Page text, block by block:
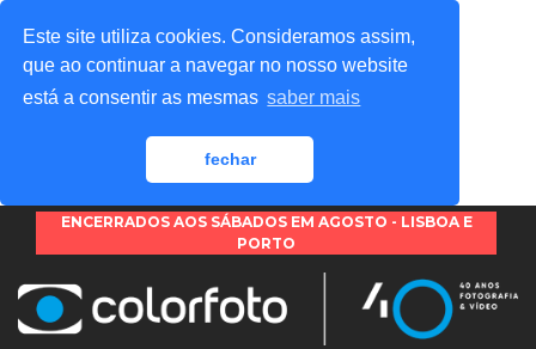
Este site utiliza cookies. Consideramos assim,
que ao continuar a navegar no nosso website
está a consentir as mesmas saber mais
fechar
ENCERRADOS AOS SÁBADOS EM AGOSTO - LISBOA E
PORTO